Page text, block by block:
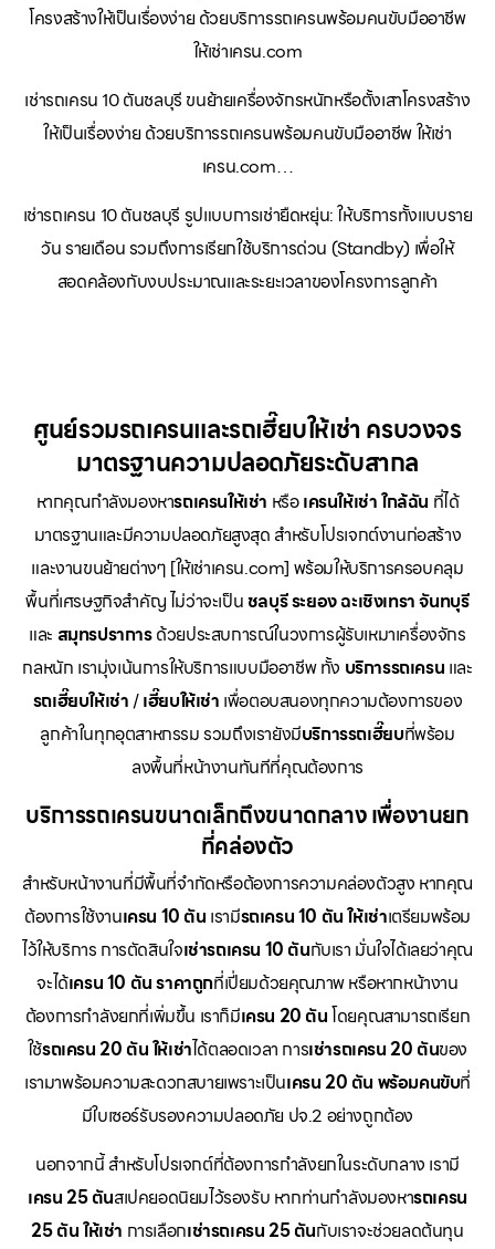
โครงสร้างให้เป็นเรื่องง่าย ด้วยบริการรถเครนพร้อมคนขับมืออาชีพ
ให้เช่าเครน.com
เช่ารถเครน 10 ตันชลบุรี ขนย้ายเครื่องจักรหนักหรือตั้งเสาโครงสร้าง
ให้เป็นเรื่องง่าย ด้วยบริการรถเครนพร้อมคนขับมืออาชีพ ให้เช่า
เครน.com…
เช่ารถเครน 10 ตันชลบุรี รูปแบบการเช่ายืดหยุ่น: ให้บริการทั้งแบบราย
วัน รายเดือน รวมถึงการเรียกใช้บริการด่วน (Standby) เพื่อให้
สอดคล้องกับงบประมาณและระยะเวลาของโครงการลูกค้า
ศูนย์รวมรถเครนและรถเฮี๊ยบให้เช่า ครบวงจร
มาตรฐานความปลอดภัยระดับสากล
หากคุณกำลังมองหารถเครนให้เช่า หรือเครนให้เช่าใกล้ฉัน ที่ได้
มาตรฐานและมีความปลอดภัยสูงสุด สำหรับโปรเจกต์งานก่อสร้าง
และงานขนย้ายต่างๆ [ให้เช่าเครน.com] พร้อมให้บริการครอบคลุม
พื้นที่เศรษฐกิจสำคัญ ไม่ว่าจะเป็นชลบุรี ระยอง ฉะเชิงเทรา จันทบุรี
และ สมุทรปราการด้วยประสบการณ์ในวงการผู้รับเหมาเครื่องจักร
กลหนัก เรามุ่งเน้นการให้บริการแบบมืออาชีพ ทั้ง บริการรถเครน และ
รถเฮี๊ยบให้เช่า/เฮี๊ยบให้เช่า เพื่อตอบสนองทุกความต้องการของ
ลูกค้าในทุกอุตสาหกรรม รวมถึงเรายังมีบริการรถเฮี๊ยบที่พร้อม
ลงพื้นที่หน้างานทันทีที่คุณต้องการ
บริการรถเครนขนาดเล็กถึงขนาดกลาง เพื่องานยก
ที่คล่องตัว
สำหรับหน้างานที่มีพื้นที่จำกัดหรือต้องการความคล่องตัวสูง หากคุณ
ต้องการใช้งานเครน 10 ตัน เรามีรถเครน 10 ตัน ให้เช่าเตรียมพร้อม
ไว้ให้บริการ การตัดสินใจเช่ารถเครน 10 ตันกับเรา มั่นใจได้เลยว่าคุณ
จะได้เครน 10 ตัน ราคาถูกที่เปี่ยมด้วยคุณภาพ หรือหากหน้างาน
ต้องการกำลังยกที่เพิ่มขึ้น เราก็มีเครน 20 ตันโดยคุณสามารถเรียก
ใช้รถเครน 20 ตัน ให้เช่าได้ตลอดเวลา การเช่ารถเครน 20 ตันของ
เรามาพร้อมความสะดวกสบายเพราะเป็นเครน 20 ตัน พร้อมคนขับที่
มีใบเซอร์รับรองความปลอดภัย ปจ.2 อย่างถูกต้อง
นอกจากนี้ สำหรับโปรเจกต์ที่ต้องการกำลังยกในระดับกลาง เรามี
เครน 25 ตันสเปคยอดนิยมไว้รองรับ หากท่านกำลังมองหารถเครน
25 ตัน ให้เช่า การเลือกเช่ารถเครน 25 ตันกับเราจะช่วยลดต้นทุน